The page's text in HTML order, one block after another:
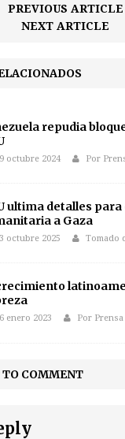
PREVIOUS ARTICLE
NEXT ARTICLE
repudia
octubre 2024 Por
ultima detalles
a Gaza
octubre 2025 Tomado
enero 2023 Por
COMMENT